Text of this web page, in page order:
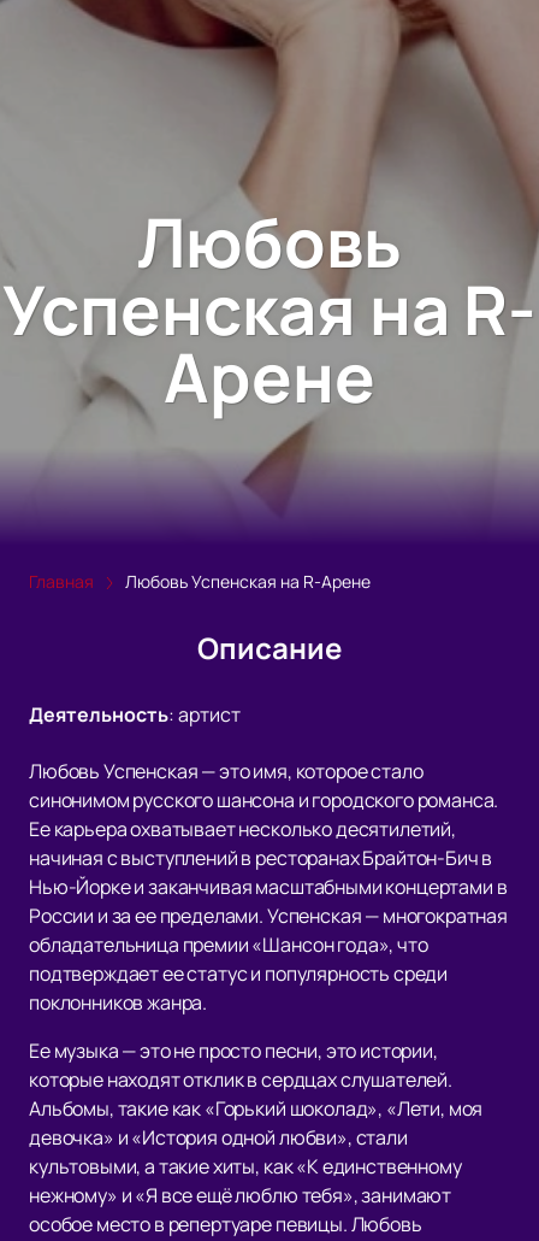
Любовь
Успенская на R-
Арене
Главная Любовь Успенская на R-Арене
Описание
Деятельность:артист
Любовь Успенская — это имя, которое стало
синонимом русского шансона и городского романса.
Ее карьера охватывает несколько десятилетий,
начиная с выступлений в ресторанах Брайтон-Бич в
Нью-Йорке и заканчивая масштабными концертами в
России и за ее пределами. Успенская — многократная
обладательница премии «Шансон года», что
подтверждает ее статус и популярность среди
поклонников жанра.
Ее музыка — это не просто песни, это истории,
которые находят отклик в сердцах слушателей.
Альбомы, такие как «Горький шоколад», «Лети, моя
девочка» и «История одной любви», стали
культовыми, а такие хиты, как «К единственному
нежному» и «Я все ещё люблю тебя», занимают
особое место в репертуаре певицы. Любовь